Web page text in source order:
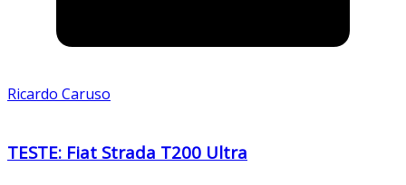
Ricardo Caruso
TESTE: Fiat Strada T200 Ultra